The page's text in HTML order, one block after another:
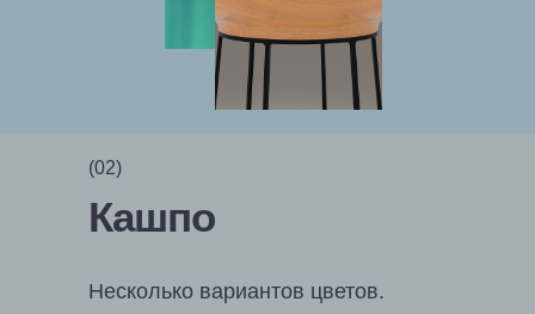
Кашпо
(02)
Несколько вариантов цветов.